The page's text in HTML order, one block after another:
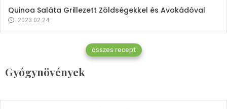
Quinoa Saláta Grillezett Zöldségekkel és Avokádóval
2023.02.24.
összes recept
Gyógynövények
Gyógynövények
Mindent a petrezselyemről
2023.12.21.